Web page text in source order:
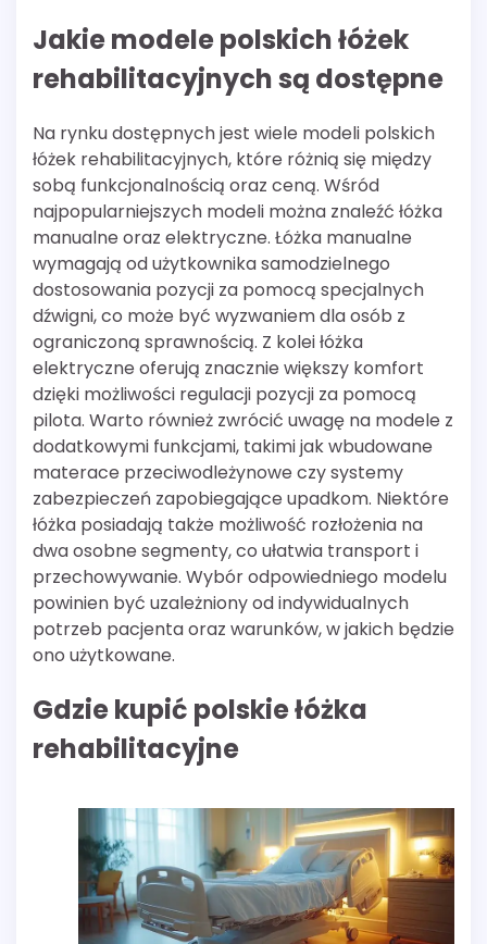
Jakie modele polskich łóżek
rehabilitacyjnych są dostępne
Na rynku dostępnych jest wiele modeli polskich
łóżek rehabilitacyjnych, które różnią się między
sobą funkcjonalnością oraz ceną. Wśród
najpopularniejszych modeli można znaleźć łóżka
manualne oraz elektryczne. Łóżka manualne
wymagają od użytkownika samodzielnego
dostosowania pozycji za pomocą specjalnych
dźwigni, co może być wyzwaniem dla osób z
ograniczoną sprawnością. Z kolei łóżka
elektryczne oferują znacznie większy komfort
dzięki możliwości regulacji pozycji za pomocą
pilota. Warto również zwrócić uwagę na modele z
dodatkowymi funkcjami, takimi jak wbudowane
materace przeciwodleżynowe czy systemy
zabezpieczeń zapobiegające upadkom. Niektóre
łóżka posiadają także możliwość rozłożenia na
dwa osobne segmenty, co ułatwia transport i
przechowywanie. Wybór odpowiedniego modelu
powinien być uzależniony od indywidualnych
potrzeb pacjenta oraz warunków, w jakich będzie
ono użytkowane.
Gdzie kupić polskie łóżka
rehabilitacyjne